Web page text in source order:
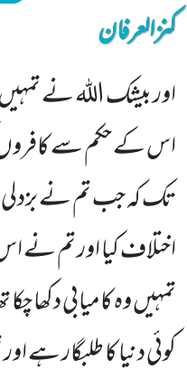
کنزالعرفان
اور بیشک اللہ نے تمہیں
اس کے حکم سے
تک کہ جب تم نے بزدلی
اختلاف کیا اور تم نے
تمہیں وہ کامیابی دکھا
کوئی دنیا کا طلبگار ہے